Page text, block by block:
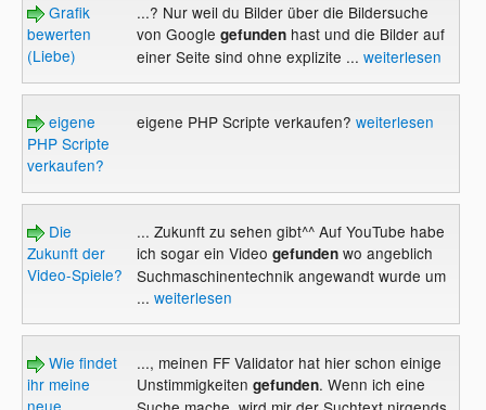
Grafik
bewerten
(Liebe)
...? Nur weil du Bilder über die Bildersuche
von Google gefundenhast und die Bilder auf
einer Seite sind ohne explizite ... weiterlesen
eigene
PHP Scripte
verkaufen?
eigene PHP Scripte verkaufen? weiterlesen
Die
Zukunft der
Video-Spiele?
... Zukunft zu sehen gibt^^ Auf YouTube habe
ich sogar ein Video gefundenwo angeblich
Suchmaschinentechnik angewandt wurde um
... weiterlesen
Wie findet
ihr meine
neue
..., meinen FF Validator hat hier schon einige
Unstimmigkeiten gefunden. Wenn ich eine